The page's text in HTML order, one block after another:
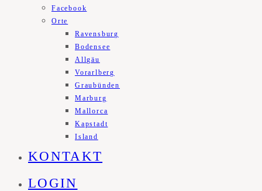
Facebook
Orte
Ravensburg
Bodensee
Allgäu
Vorarlberg
Graubünden
Marburg
Mallorca
Kapstadt
Island
KONTAKT
LOGIN